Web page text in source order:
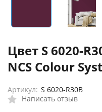
Цвет S 6020-
NCS Colour
Написать отзыв
Артикул: S 6020-R30B